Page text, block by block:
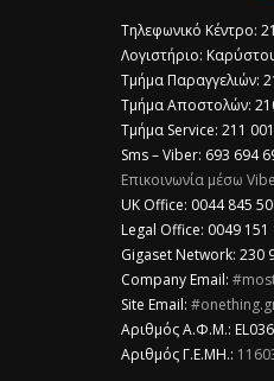
Τηλεφωνικό Κέντρο:
Λογιστήριο:
Τμήμα Παραγγελιών:
Τμήμα Αποστολών:
Τμήμα Service: 211
Sms – Viber: 693 694
Επικοινωνία μέσω
​UK Office: 0044 845
Legal Office: 0049 151
Gigaset Network: 230
Company Email:
Site Email:
Αριθμός Α.Φ.Μ.:
Αριθμός Γ.Ε.ΜΗ.: